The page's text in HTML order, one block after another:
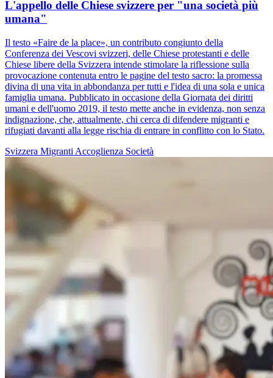
L'appello delle Chiese svizzere per "una società più
umana"
Il testo «Faire de la place», un contributo congiunto della
Conferenza dei Vescovi svizzeri, delle Chiese protestanti e delle
Chiese libere della Svizzera intende stimolare la riflessione sulla
provocazione contenuta entro le pagine del testo sacro: la promessa
divina di una vita in abbondanza per tutti e l'idea di una sola e unica
famiglia umana. Pubblicato in occasione della Giornata dei diritti
umani e dell'uomo 2019, il testo mette anche in evidenza, non senza
indignazione, che, attualmente, chi cerca di difendere migranti e
rifugiati davanti alla legge rischia di entrare in conflitto con lo Stato.
Svizzera Migranti Accoglienza Società